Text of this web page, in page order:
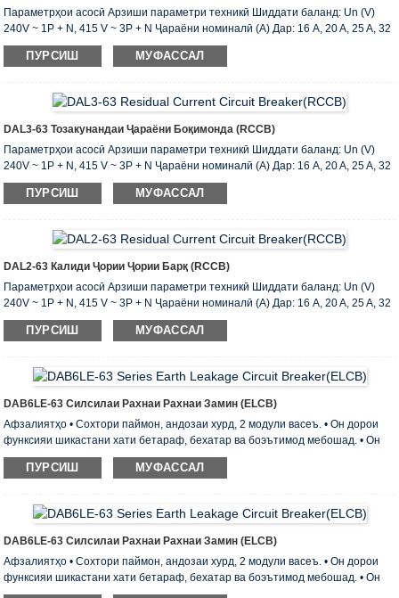
Параметрҳои асосӣ Арзиши параметри техникӣ Шиддати баланд: Un (V)
240V ~ 1P + N, 415 V ~ 3P + N Ҷараёни номиналӣ (A) Дар: 16 A, 20 A, 25 A, 32
A, A, 40 то 50 A , 63 A Ҷараёни боқимондаи кории боқимонда I (A): 0.03,0.1,0.3
Шумораи 1 p + N, 3 p + N AC, навъи мувофиқи ҳолати корӣ бо dc shunt
маҳдудкунандаи боқимондаи ҷараёни кӯтоҳи кӯтоҳ I c (A): 6000
Коммутатсионӣ ва иқтидори шикастани Im (A): 500 (Дар 50A) ...
ПУРСИШ МУФАССАЛ
DAL3-63 Тозакунандаи Ҷараёни Боқимонда (RCCB)
Параметрҳои асосӣ Арзиши параметри техникӣ Шиддати баланд: Un (V)
240V ~ 1P + N, 415 V ~ 3P + N Ҷараёни номиналӣ (A) Дар: 16 A, 20 A, 25 A, 32
A, A, 40 то 50 A , 63 A Ҷараёни боқимондаи кории боқимонда I (A): 0.03,0.1,0.3
Шумораи 1 p + N, 3 p + N AC, навъи мувофиқи ҳолати корӣ бо dc shunt
маҳдудкунандаи боқимондаи ҷараёни кӯтоҳи кӯтоҳ I c (A): 6000
Коммутатсионӣ ва иқтидори шикастани Im (A): 500 (Дар 50A) ...
ПУРСИШ МУФАССАЛ
DAL2-63 Калиди Ҷории Ҷории Барқ ​​(RCCB)
Параметрҳои асосӣ Арзиши параметри техникӣ Шиддати баланд: Un (V)
240V ~ 1P + N, 415 V ~ 3P + N Ҷараёни номиналӣ (A) Дар: 16 A, 20 A, 25 A, 32
A, A, 40 то 50 A , 63 A Ҷараёни боқимондаи кории боқимонда I (A): 0.03,0.1,0.3
Шумораи 1 p + N, 3 p + N AC, навъи мувофиқи ҳолати корӣ бо dc shunt
маҳдудкунандаи боқимондаи ҷараёни кӯтоҳи кӯтоҳ I c (A): 6000
Коммутатсионӣ ва иқтидори шикастани Im (A): 500 (Дар 50A) ...
ПУРСИШ МУФАССАЛ
DAB6LE-63 Силсилаи Рахнаи Рахнаи Замин (ELCB)
Афзалиятҳо • Сохтори паймон, андозаи хурд, 2 модули васеъ. • Он дорои
функсияи шикастани хати бетараф, бехатар ва боэътимод мебошад. • Он
дорои терминали дугона бо қобилияти мустаҳками пайвастшавӣ мебошад. •
Он дорои нишондиҳандаи ҳолати тамос аст, барои муайян кардани ҳолати
барои муҳофизати барзиёд истифода мешаванд. Параметрҳои физикии
DAB6LE-63 Дастгоҳи ҷории боқимонда Стандарти мутобиқат: IEC61009
(EN61009) ва GB16917.1 Ҳассосият: навъи А, навъи AC Rel ...
ПУРСИШ МУФАССАЛ
DAB6LE-63 Силсилаи Рахнаи Рахнаи Замин (ELCB)
Афзалиятҳо • Сохтори паймон, андозаи хурд, 2 модули васеъ. • Он дорои
функсияи шикастани хати бетараф, бехатар ва боэътимод мебошад. • Он
дорои терминали дугона бо қобилияти мустаҳками пайвастшавӣ мебошад. •